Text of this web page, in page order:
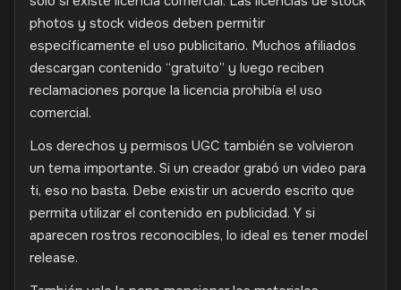
photos y stock videos deben permitir
específicamente el uso publicitario. Muchos afiliados
descargan contenido “gratuito” y luego reciben
reclamaciones porque la licencia prohibía el uso
comercial.
Los derechos y permisos UGC también se volvieron
un tema importante. Si un creador grabó un video para
ti, eso no basta. Debe existir un acuerdo escrito que
permita utilizar el contenido en publicidad. Y si
aparecen rostros reconocibles, lo ideal es tener model
release.